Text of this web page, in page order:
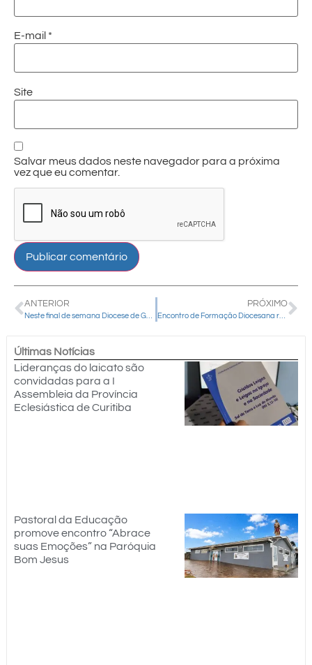
E-mail *
Site
Salvar meus dados neste navegador para a próxima
vez que eu comentar.
ANTERIOR PRÓXIMO
Encontro de Formação Diocesana reuniu cerca de 210 participantes neste final de semana
Últimas Notícias
Lideranças do laicato são
convidadas para a I
Assembleia da Província
Eclesiástica de Curitiba
Pastoral da Educação
promove encontro “Abrace
suas Emoções” na Paróquia
Bom Jesus